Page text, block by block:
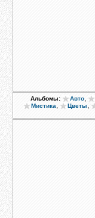
Альбомы: Авто
Мистика Цветы